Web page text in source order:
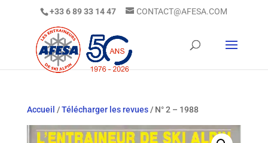
+33 6 89 33 14 47 CONTACT@AFESA.COM
Accueil /Télécharger les revues/ N° 2 – 1988